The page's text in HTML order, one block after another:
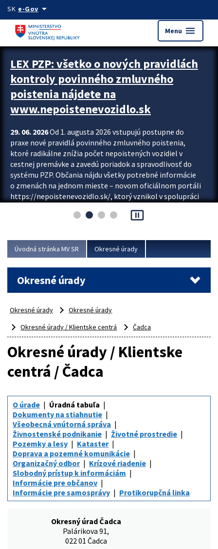
Preskocit na hlavný obsah
SK e-Govarrow_drop_down
Menu menu
Zastavit automatický posun upútavok
LEX PZP: všetko o nových pravidlách
kontroly povinného zmluvného
poistenia nájdete na
www.nepoistenevozidlo.sk
29. 06. 2026Od 1. augusta 2026 vstupujú postupne do
praxe nové pravidlá povinného zmluvného poistenia,
ktoré radikálne znížia počet nepoistených vozidiel v
cestnej premávke a zavedú poriadok a spravodlivosť do
systému PZP. Občania nájdu všetky potrebné informácie
o zmenách na jednom mieste – novom oficiálnom portáli
https://nepoistenevozidlo.sk/, ktorý vznikol v spolupráci
asociácie poisťovní (SLASPO) a Ministerstva vnútra SR.
Viac
pause_presentation
Úvodná stránka MV SR Okresné úrady
Okresné úrady
Okresné úrady
Okresné úrady
Okresné úrady / Klientske centrá
Čadca
Okresné úrady / Klientske
centrá / Čadca
O úrade
Úradná tabuľa
Dokumenty na stiahnutie
Všeobecná vnútorná správa
Živnostenské podnikanie
Životné prostredie
Pozemky a lesy
Kataster
Doprava a pozemné komunikácie
Organizačný odbor
Krízové riadenie
Slobodný prístup k informáciám
Informácie pre občanov
Informácie pre samosprávy
Protikorupčná linka
Okresný úrad Čadca
Palárikova 91,
022 01 Čadca